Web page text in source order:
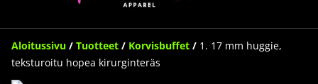
Aloitussivu / Tuotteet / Korvisbuffet / 1. 17 mm huggie,
teksturoitu hopea kirurginteräs